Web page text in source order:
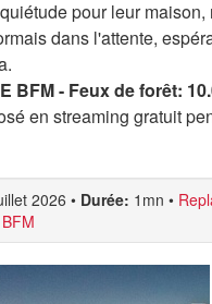
pour leur
dans l'attente,
BFM - Feux de forêt:
en streaming gratuit
2026 • Durée: 1mn •